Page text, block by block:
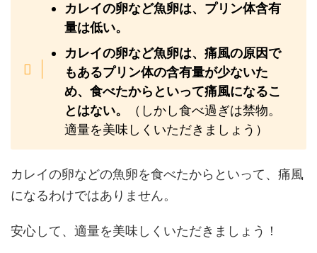
カレイの卵など魚卵は、プリン体含有
量は低い。
カレイの卵など魚卵は、痛風の原因で
もあるプリン体の含有量が少ないた
め、食べたからといって痛風になるこ
とはない。
（しかし食べ過ぎは禁物。
適量を美味しくいただきましょう）
カレイの卵などの魚卵を食べたからといって、痛風
になるわけではありません。
安心して、適量を美味しくいただきましょう！